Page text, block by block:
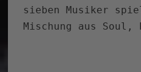
sieben Musiker
Mischung aus Soul,